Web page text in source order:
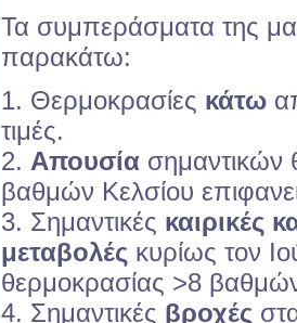
Τα συμπεράσματα της
παρακάτω:
1. Θερμοκρασίες κάτω
τιμές.
2. Απουσία
βαθμών Κελσίου
3. Σημαντικές καιρικές
μεταβολές κυρίως τον
θερμοκρασίας >8
4. Σημαντικές βροχές